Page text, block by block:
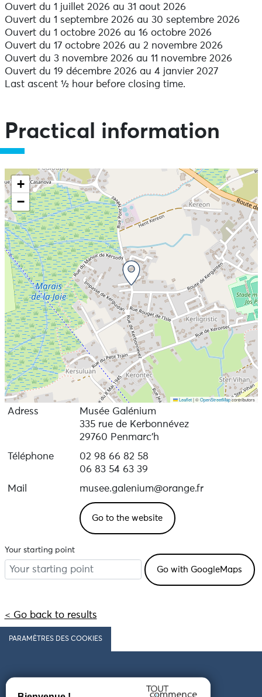
Ouvert du 1 juillet 2026 au 31 aout 2026
Ouvert du 1 septembre 2026 au 30 septembre 2026
Ouvert du 1 octobre 2026 au 16 octobre 2026
Ouvert du 17 octobre 2026 au 2 novembre 2026
Ouvert du 3 novembre 2026 au 11 novembre 2026
Ouvert du 19 décembre 2026 au 4 janvier 2027
Last ascent ½ hour before closing time.
Practical information
+
−
Leaflet |©OpenStreetMapcontributors
Adress
Musée Galénium
335 rue de Kerbonnévez
29760 Penmarc'h
Téléphone
02 98 66 82 58
06 83 54 63 39
Mail
musee.galenium@orange.fr
Go to the website
Your starting point
< Go back to results
PARAMÈTRES DES COOKIES
Follow us